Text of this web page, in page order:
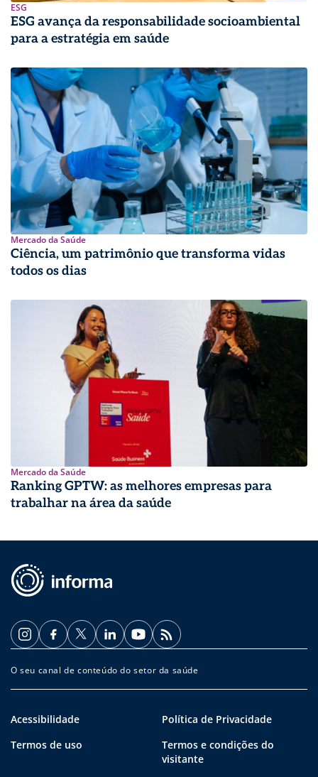
ESG
ESG avança da responsabilidade socioambiental
para a estratégia em saúde
Mercado da Saúde
Ciência, um patrimônio que transforma vidas
todos os dias
Mercado da Saúde
Ranking GPTW: as melhores empresas para
trabalhar na área da saúde
O seu canal de conteúdo do setor da saúde
Acessibilidade
Política de Privacidade
Termos de uso
Termos e condições do
visitante